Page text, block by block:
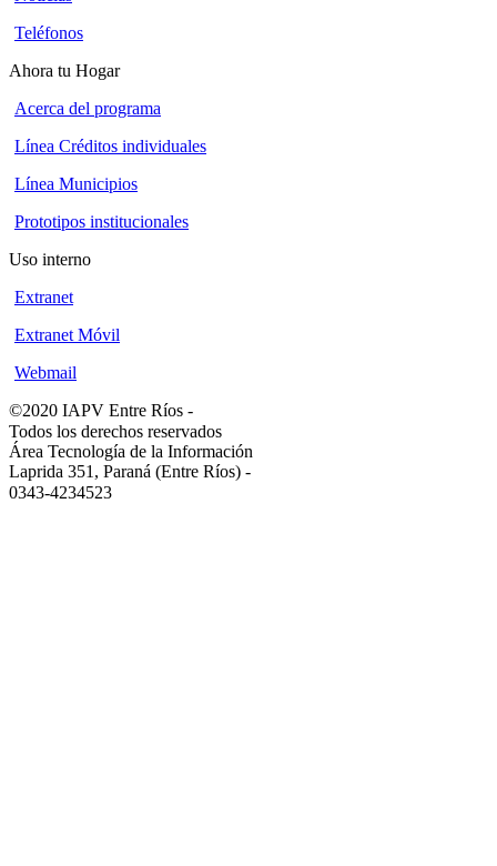
Teléfonos
Ahora tu Hogar
Acerca del programa
Línea Créditos individuales
Línea Municipios
Prototipos institucionales
Uso interno
Extranet
Extranet Móvil
Webmail
©2020 IAPV Entre Ríos -
Todos los derechos reservados
Área Tecnología de la Información
Laprida 351, Paraná (Entre Ríos) -
0343-4234523